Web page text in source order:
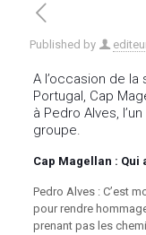
Published by
A l’occasion de la
Portugal, Cap
à Pedro Alves,
groupe.
Cap Magellan : Qui
Pedro Alves : C’est
pour rendre
prenant pas les